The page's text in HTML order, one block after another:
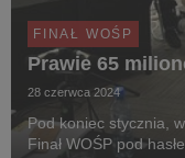
FINAŁ WOŚP
Prawie 65
28 czerwca 2024
Pod koniec stycznia,
Finał WOŚP pod